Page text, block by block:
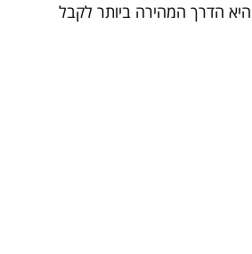
היא הדרך המהירה ביותר לקבל